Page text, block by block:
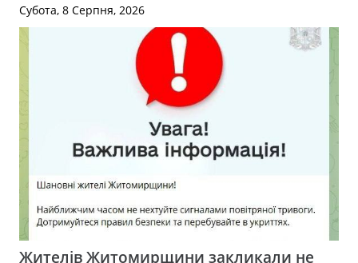
Субота, 8 Серпня, 2026
Жителів Житомирщини закликали не